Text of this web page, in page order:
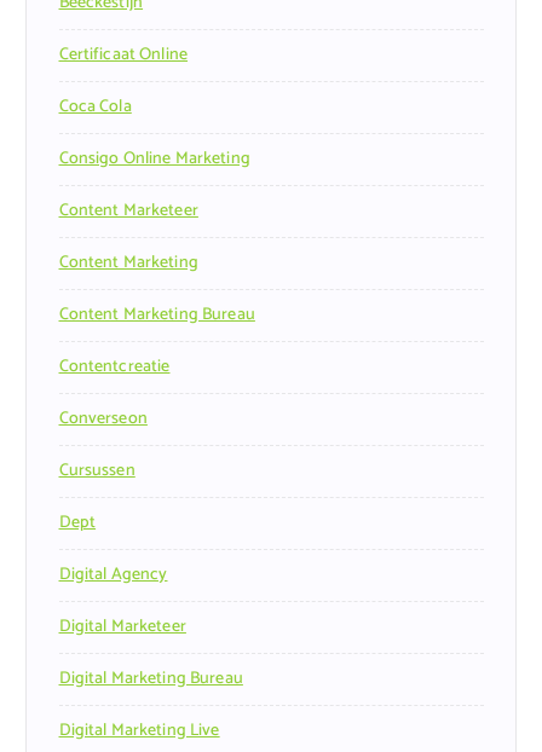
Certificaat Online
Coca Cola
Consigo Online Marketing
Content Marketeer
Content Marketing
Content Marketing Bureau
Contentcreatie
Converseon
Cursussen
Dept
Digital Agency
Digital Marketeer
Digital Marketing Bureau
Digital Marketing Live